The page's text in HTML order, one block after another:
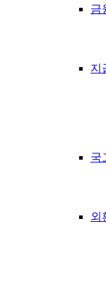
금
지
국
외